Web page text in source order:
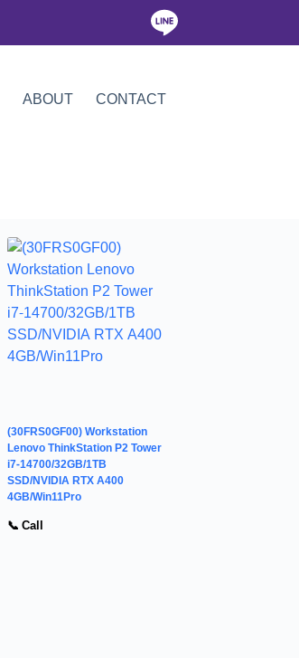
ABOUT CONTACT
(30FRS0GF00) Workstation
Lenovo ThinkStation P2 Tower
i7-14700/32GB/1TB
SSD/NVIDIA RTX A400
4GB/Win11Pro
📞 Call